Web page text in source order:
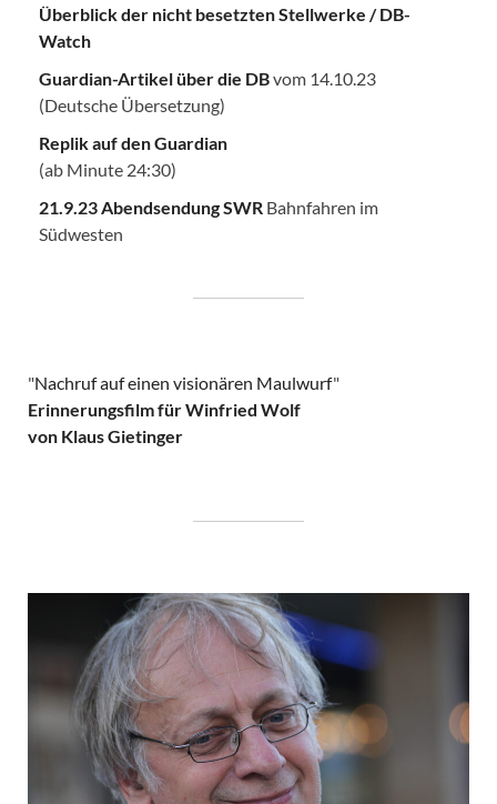
Überblick der nicht besetzten Stellwerke / DB-
Watch
Guardian-Artikel über die DBvom 14.10.23
(Deutsche Übersetzung)
Replik auf den Guardian
(ab Minute 24:30)
21.9.23 Abendsendung SWR Bahnfahren im
Südwesten
"Nachruf auf einen visionären Maulwurf"
Erinnerungsfilm für Winfried Wolf
von Klaus Gietinger